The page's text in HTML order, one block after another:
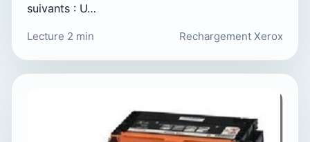
suivants : U…
Lecture 2 min Rechargement Xerox